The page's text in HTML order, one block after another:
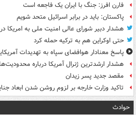
فارن افرز: جنگ با ایران یک فاجعه است
پاکستان: باید در برابر اسرائیل متحد شویم
هشدار دبیر شورای عالی امنیت ملی به امریکا
حتی اوکراین هم به ترکیه حمله کرد
پاسخ معنادار هوافضای سپاه به تهدیدات
هشدار ارشدترین ژنرال آمریکا درباره
مقصد جدید پسر زیدان
تاکید وزارت خارجه بر لزوم روشن شدن ابعاد
حوادث